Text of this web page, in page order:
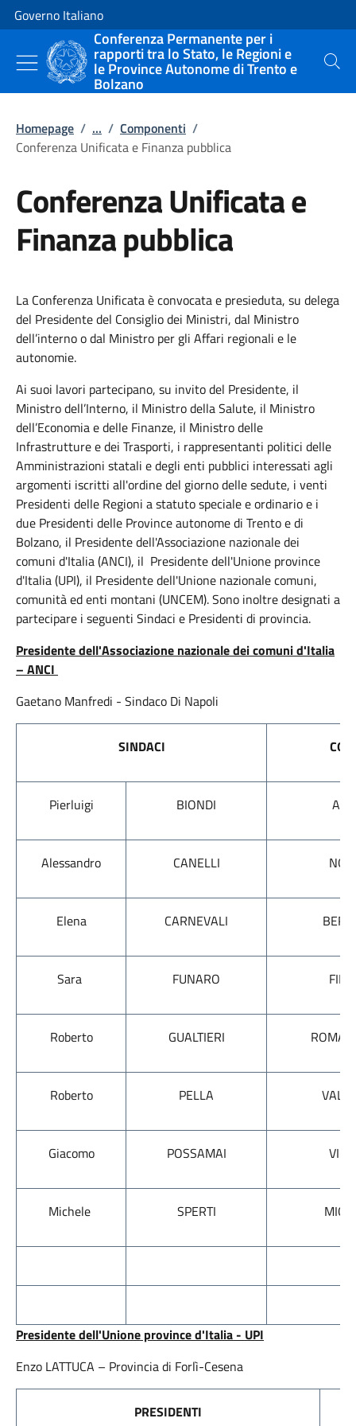
Vai al contenuto
Vai alla navigazione del sito
Governo Italiano
Conferenza Permanente per i
rapporti tra lo Stato, le Regioni e
le Province Autonome di Trento e
Bolzano
Cerca
Homepage / ... / Componenti /
Conferenza Unificata e Finanza pubblica
Conferenza Unificata e
Finanza pubblica
La Conferenza Unificata è convocata e presieduta, su delega
del Presidente del Consiglio dei Ministri, dal Ministro
dell’interno o dal Ministro per gli Affari regionali e le
autonomie.
Ai suoi lavori partecipano, su invito del Presidente, il
Ministro dell’Interno, il Ministro della Salute, il Ministro
dell’Economia e delle Finanze, il Ministro delle
Infrastrutture e dei Trasporti, i rappresentanti politici delle
Amministrazioni statali e degli enti pubblici interessati agli
argomenti iscritti all'ordine del giorno delle sedute, i venti
Presidenti delle Regioni a statuto speciale e ordinario e i
due Presidenti delle Province autonome di Trento e di
Bolzano, il Presidente dell'Associazione nazionale dei
comuni d'Italia (ANCI), il Presidente dell'Unione province
d'Italia (UPI), il Presidente dell'Unione nazionale comuni,
comunità ed enti montani (UNCEM). Sono inoltre designati a
partecipare i seguenti Sindaci e Presidenti di provincia.
Presidente dell'Associazione nazionale dei comuni d'Italia
– ANCI
Gaetano Manfredi - Sindaco Di Napoli
SINDACI
Pierluigi BIONDI
Alessandro CANELLI
Elena CARNEVALI
Sara FUNARO
Roberto GUALTIERI ROMA
Roberto PELLA
Giacomo POSSAMAI
Michele SPERTI
Presidente dell'Unione province d'Italia - UPI
Enzo LATTUCA – Provincia di Forlì-Cesena
PRESIDENTI